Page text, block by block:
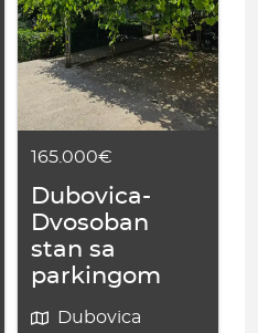
165.000€
Dubovica-
Dvosoban
stan sa
parkingom
Dubovica